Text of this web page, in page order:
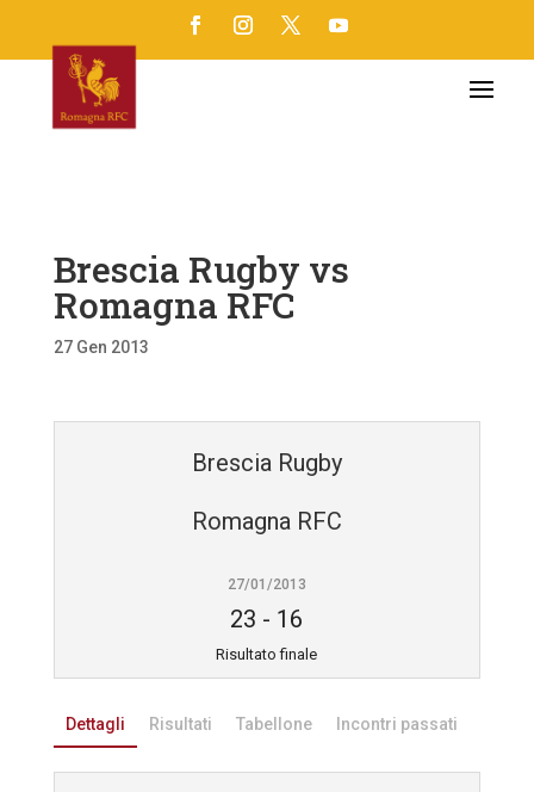
Brescia Rugby vs
Romagna RFC
27 Gen 2013
Brescia Rugby
Romagna RFC
27/01/2013
23 - 16
Risultato finale
Dettagli Risultati Tabellone Incontri passati